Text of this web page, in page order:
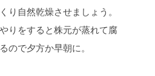
り自然乾燥させましょう。
りをすると株元が蒸れて腐
ので夕方か早朝に。